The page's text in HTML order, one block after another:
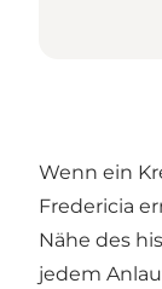
Wenn ein
Fredericia
Nähe des
jedem